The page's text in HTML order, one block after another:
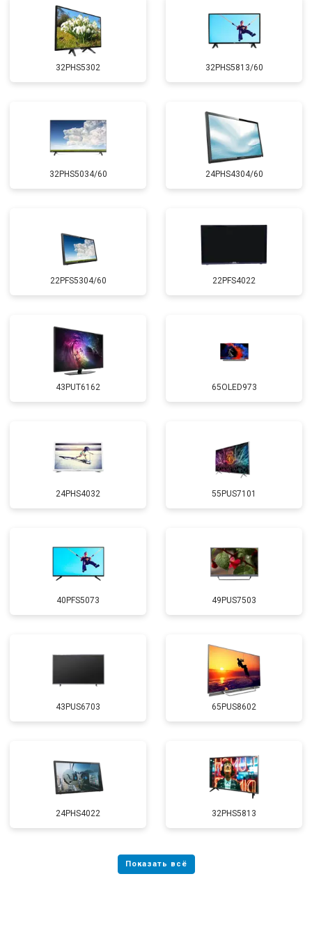
32PHS5302 32PHS5813/60
32PHS5034/60 24PHS4304/60
22PFS5304/60 22PFS4022
43PUT6162 65OLED973
24PHS4032 55PUS7101
40PFS5073 49PUS7503
43PUS6703 65PUS8602
24PHS4022 32PHS5813